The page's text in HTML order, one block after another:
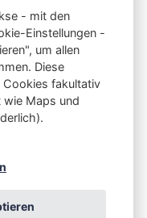
(iOSBN)
- mit den
Einstellungen -
um allen
Diese
fakultativ
wie Maps und